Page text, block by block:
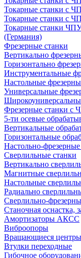
Токарные станки с
Токарные станки с
Токарные станки
(Германия)
Фрезерные станки
Вертикально
Горизонтально
Инструментальные
Настольные
Универсальные
Фрезерные станки с
5-ти осевые
Вертикальные
Горизонтальные
Настольно-
Сверлильные станки
Вертикально
Магнитные
Настольные
Радиально
Сверлильно-
Станочная оснастка,
Амортизаторы АКСС
Виброопоры
Вращающиеся центры
Втулки переходные
Гибочное